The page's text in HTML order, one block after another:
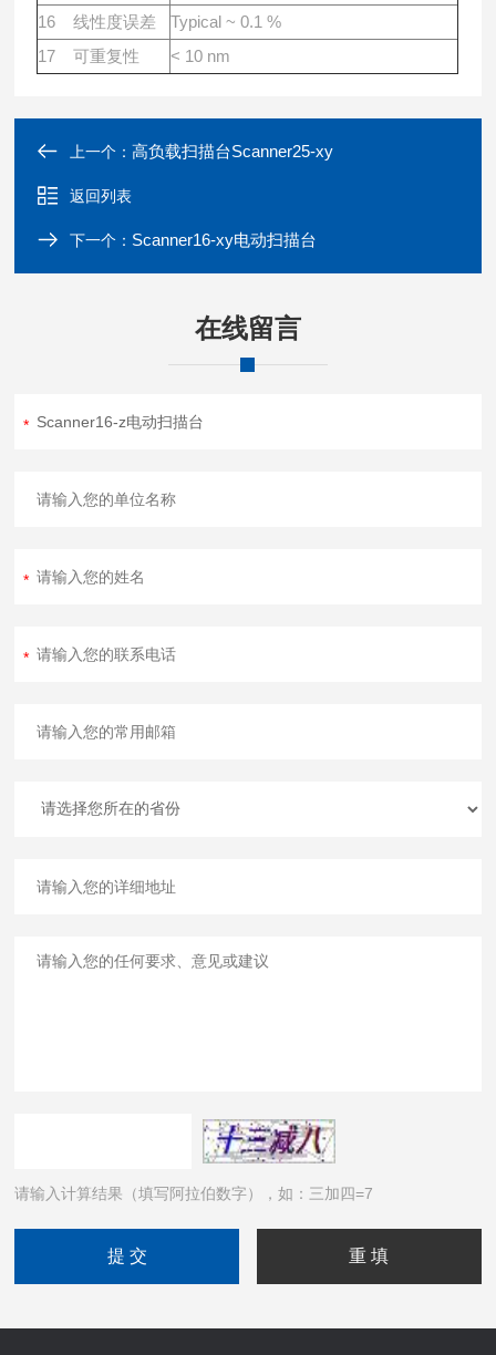
16 线性度误差
Typical ~ 0.1 %
17 可重复性
< 10 nm
上一个：高负载扫描台Scanner25-xy
返回列表
下一个： Scanner16-xy电动扫描台
在线留言
请输入计算结果（填写阿拉伯数字），如：三加四=7